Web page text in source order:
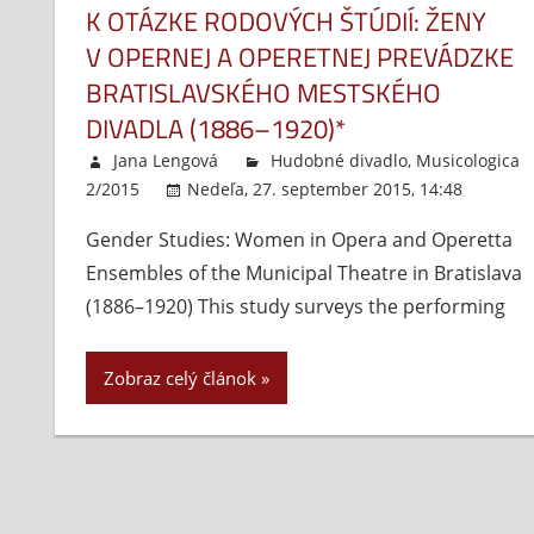
K OTÁZKE RODOVÝCH ŠTÚDIÍ: ŽENY
V OPERNEJ A OPERETNEJ PREVÁDZKE
BRATISLAVSKÉHO MESTSKÉHO
DIVADLA (1886–1920)*
Jana Lengová Hudobné divadlo, Musicologica
2/2015
Nedeľa, 27. september 2015, 14:48
Gender Studies: Women in Opera and Operetta
Ensembles of the Municipal Theatre in Bratislava
(1886–1920) This study surveys the performing
Zobraz celý článok